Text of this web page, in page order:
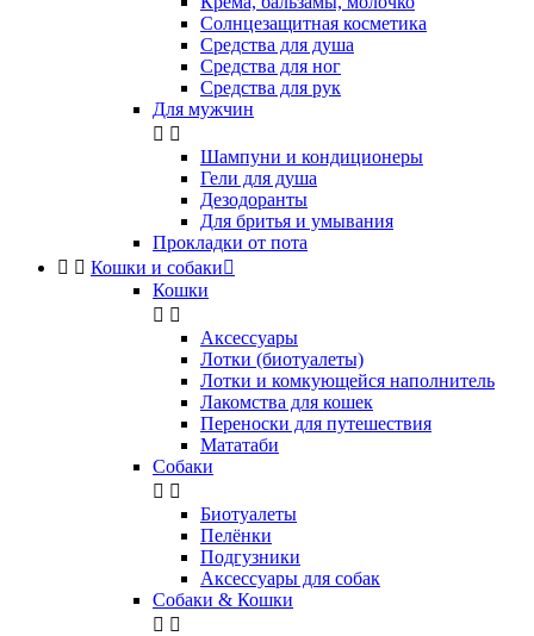
Солнцезащитная косметика
Средства для душа
Средства для ног
Средства для рук
Для мужчин
 
Шампуни и кондиционеры
Гели для душа
Дезодоранты
Для бритья и умывания
Прокладки от пота
  Кошки и собаки
Кошки
 
Аксессуары
Лотки (биотуалеты)
Лотки и комкующейся наполнитель
Лакомства для кошек
Переноски для путешествия
Мататаби
Собаки
 
Биотуалеты
Пелёнки
Подгузники
Аксессуары для собак
Собаки & Кошки
 